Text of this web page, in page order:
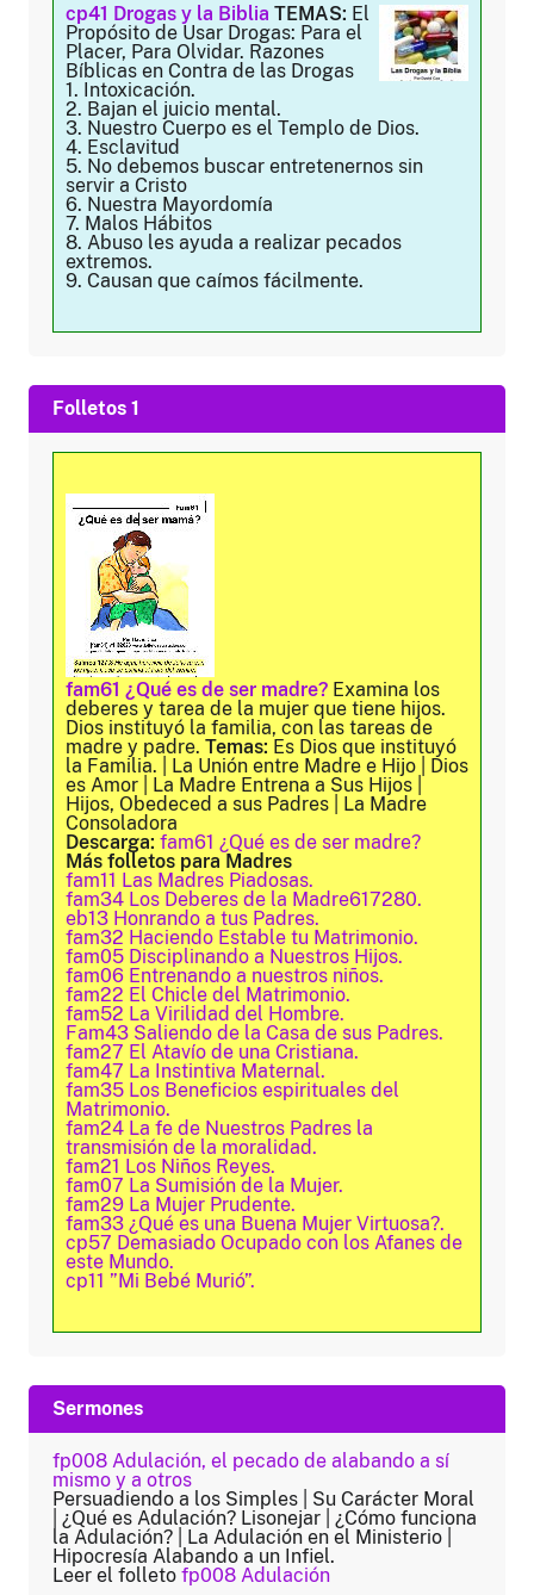
cp41 Drogas y la Biblia TEMAS: El
Propósito de Usar Drogas: Para el
Placer, Para Olvidar. Razones
Bíblicas en Contra de las Drogas
1. Intoxicación.
2. Bajan el juicio mental.
3. Nuestro Cuerpo es el Templo de Dios.
4. Esclavitud
5. No debemos buscar entretenernos sin
servir a Cristo
6. Nuestra Mayordomía
7. Malos Hábitos
8. Abuso les ayuda a realizar pecados
extremos.
9. Causan que caímos fácilmente.
Folletos 1
fam61 ¿Qué es de ser madre? Examina los
deberes y tarea de la mujer que tiene hijos.
Dios instituyó la familia, con las tareas de
madre y padre. Temas: Es Dios que instituyó
la Familia. | La Unión entre Madre e Hijo | Dios
es Amor | La Madre Entrena a Sus Hijos |
Hijos, Obedeced a sus Padres | La Madre
Consoladora
Descarga: fam61 ¿Qué es de ser madre?
Más folletos para Madres
fam11 Las Madres Piadosas.
fam34 Los Deberes de la Madre617280.
eb13 Honrando a tus Padres.
fam32 Haciendo Estable tu Matrimonio.
fam05 Disciplinando a Nuestros Hijos.
fam06 Entrenando a nuestros niños.
fam22 El Chicle del Matrimonio.
fam52 La Virilidad del Hombre.
Fam43 Saliendo de la Casa de sus Padres.
fam27 El Atavío de una Cristiana.
fam47 La Instintiva Maternal.
fam35 Los Beneficios espirituales del
Matrimonio.
fam24 La fe de Nuestros Padres la
transmisión de la moralidad.
fam21 Los Niños Reyes.
fam07 La Sumisión de la Mujer.
fam29 La Mujer Prudente.
fam33 ¿Qué es una Buena Mujer Virtuosa?.
cp57 Demasiado Ocupado con los Afanes de
este Mundo.
cp11 ”Mi Bebé Murió”.
Sermones
fp008 Adulación, el pecado de alabando a sí
mismo y a otros
Persuadiendo a los Simples | Su Carácter Moral
| ¿Qué es Adulación? Lisonejar | ¿Cómo funciona
la Adulación? | La Adulación en el Ministerio |
Hipocresía Alabando a un Infiel.
Leer el folleto fp008 Adulación